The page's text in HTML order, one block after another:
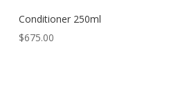
Conditioner 250ml
$675.00